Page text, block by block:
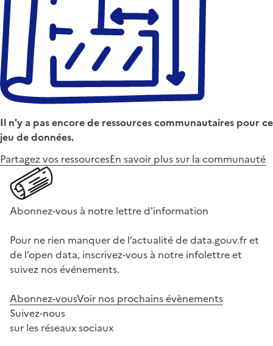
Il n'y a pas encore de ressources communautaires pour ce
jeu de données.
Partagez vos ressourcesEn savoir plus sur la communauté
Abonnez-vous à notre lettre d'information
Pour ne rien manquer de l’actualité de data.gouv.fr et
de l’open data, inscrivez-vous à notre infolettre et
suivez nos événements.
Abonnez-vousVoir nos prochains évènements
Suivez-nous
sur les réseaux sociaux